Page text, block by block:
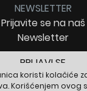
koristi kolačiće
Korišćenjem ovog
NEWSLETTER
Prijavite se na naš
Newsletter
PRIJAVI SE